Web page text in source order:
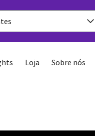
Loja Sobre nós